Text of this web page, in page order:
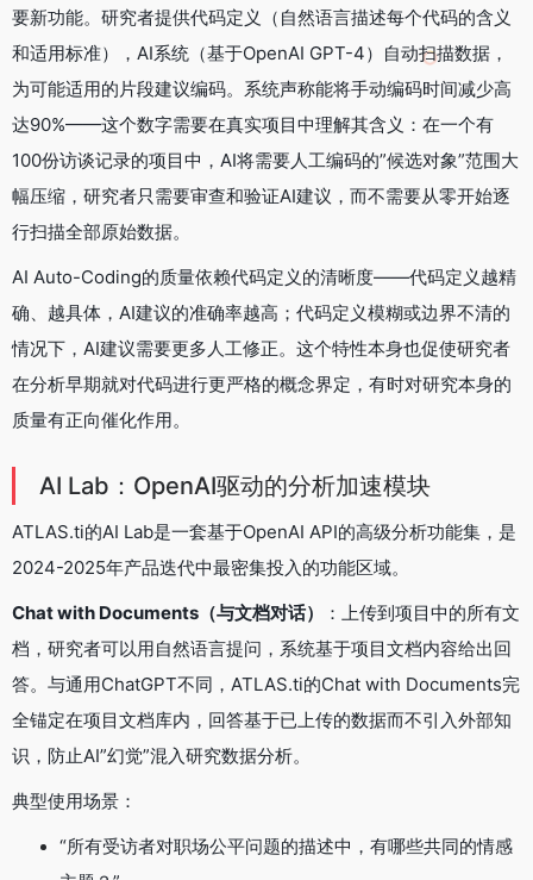
要新功能。研究者提供代码定义（自然语言描述每个代码的含义
和适用标准），AI系统（基于OpenAI GPT-4）自动扫描数据，
为可能适用的片段建议编码。系统声称能将手动编码时间减少高
达90%——这个数字需要在真实项目中理解其含义：在一个有
100份访谈记录的项目中，AI将需要人工编码的”候选对象”范围大
幅压缩，研究者只需要审查和验证AI建议，而不需要从零开始逐
行扫描全部原始数据。
AI Auto-Coding的质量依赖代码定义的清晰度——代码定义越精
确、越具体，AI建议的准确率越高；代码定义模糊或边界不清的
情况下，AI建议需要更多人工修正。这个特性本身也促使研究者
在分析早期就对代码进行更严格的概念界定，有时对研究本身的
质量有正向催化作用。
AI Lab：OpenAI驱动的分析加速模块
ATLAS.ti的AI Lab是一套基于OpenAI API的高级分析功能集，是
2024-2025年产品迭代中最密集投入的功能区域。
Chat with Documents（与文档对话）
：上传到项目中的所有文
档，研究者可以用自然语言提问，系统基于项目文档内容给出回
答。与通用ChatGPT不同，ATLAS.ti的Chat with Documents完
全锚定在项目文档库内，回答基于已上传的数据而不引入外部知
识，防止AI”幻觉”混入研究数据分析。
典型使用场景：
“所有受访者对职场公平问题的描述中，有哪些共同的情感